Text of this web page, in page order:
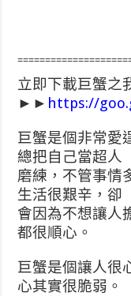
立即下載巨蟹之
►► https://
巨蟹是個非常愛
總把自己當超人
磨練，不管事情
生活很艱辛，卻
會因為不想讓人
都很順心。
巨蟹是個讓人很
心其實很脆弱。